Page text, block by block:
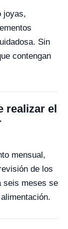
joyas,
Sin
contengan
realizar el
mensual,
de los
seis meses se